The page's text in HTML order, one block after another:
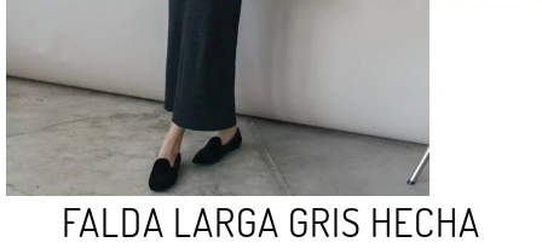
FALDA LARGA GRIS HECHA